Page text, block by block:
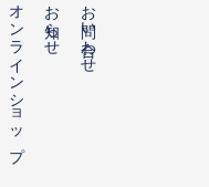
オンラインショップ お知らせ お問い合わせ